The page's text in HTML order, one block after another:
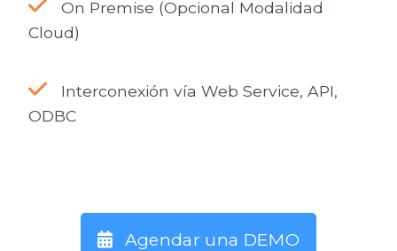
On Premise (Opcional Modalidad
Cloud)
Interconexión vía Web Service, API,
ODBC
Agendar una DEMO